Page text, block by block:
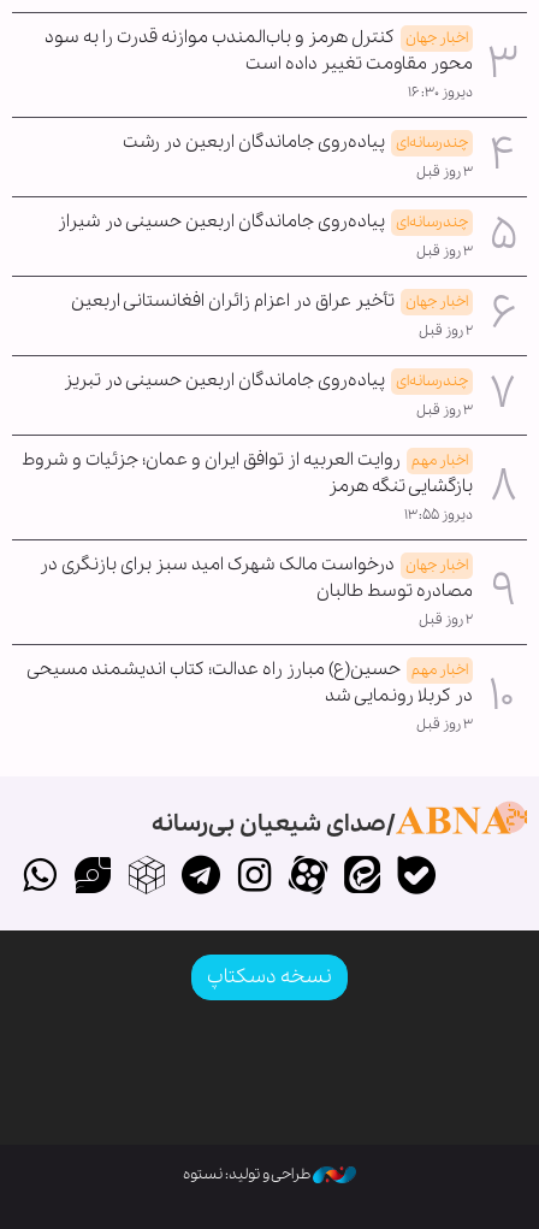
اخبار جهان کنترل هرمز و باب‌المندب موازنه قدرت را به سود
محور مقاومت تغییر داده است
دیروز ۱۶:۳۰
چندرسانه‌ای پیاده‌روی جاماندگان اربعین در رشت
۳ روز قبل
چندرسانه‌ای پیاده‌روی جاماندگان اربعین حسینی در شیراز
۳ روز قبل
اخبار جهان تأخیر عراق در اعزام زائران افغانستانی اربعین
۲ روز قبل
چندرسانه‌ای پیاده‌روی جاماندگان اربعین حسینی در تبریز
۳ روز قبل
اخبار مهم روایت العربیه از توافق ایران و عمان؛ جزئیات و شروط
بازگشایی تنگه هرمز
دیروز ۱۳:۵۵
اخبار جهان درخواست مالک شهرک امید سبز برای بازنگری در
مصادره توسط طالبان
۲ روز قبل
اخبار مهم حسین(ع) مبارز راه عدالت؛ کتاب اندیشمند مسیحی
در کربلا رونمایی شد
۳ روز قبل
صدای شیعیان بی‌رسانه
نسخه دسکتاپ
طراحی و تولید: نستوه